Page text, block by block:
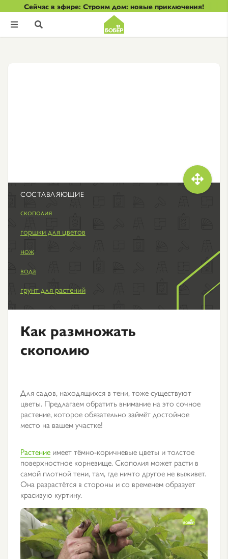
Сейчас в эфире: Строим дом: новые приключения!
 

СОСТАВЛЯЮЩИЕ
скополия
горшки для цветов
нож
вода
грунт для растений
Как размножать
скополию
Для садов, находящихся в тени, тоже существуют
цветы. Предлагаем обратить внимание на это сочное
растение, которое обязательно займёт достойное
место на вашем участке!
Растение имеет тёмно-коричневые цветы и толстое
поверхностное корневище. Скополия может расти в
самой плотной тени, там, где ничто другое не выживет.
Она разрастётся в стороны и со временем образует
красивую куртину.